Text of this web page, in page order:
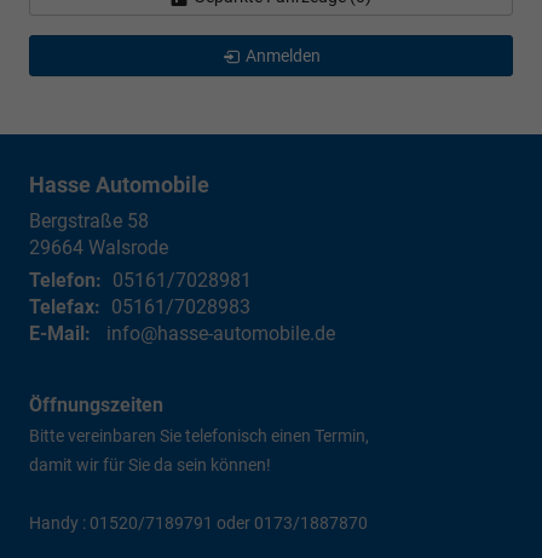
Anmelden
Hasse Automobile
Bergstraße 58
29664 Walsrode
Telefon: 05161/7028981
Telefax: 05161/7028983
E-Mail:
info@hasse-automobile.de
Öffnungszeiten
Bitte vereinbaren Sie telefonisch einen Termin,
damit wir für Sie da sein können!
Handy : 01520/7189791 oder 0173/1887870